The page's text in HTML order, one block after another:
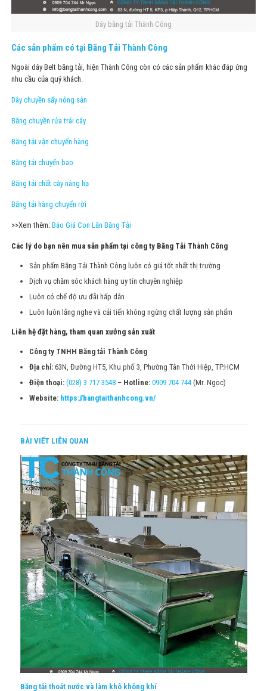
Dây băng tải Thành Công
Các sản phẩm có tại Băng Tải Thành Công
Ngoài dây Belt băng tải, hiện Thành Công còn có các sản phẩm khác đáp ứng
nhu cầu của quý khách.
Dây chuyền sấy nông sản
Băng chuyền rửa trái cây
Băng tải vận chuyển hàng
Băng tải chuyển bao
Băng tải chất cây nâng hạ
Băng tải hàng chuyển rời
>>Xem thêm:Báo Giá Con Lăn Băng Tải
Các lý do bạn nên mua sản phẩm tại công ty Băng Tải Thành Công
Sản phẩm Băng Tải Thành Công luôn có giá tốt nhất thị trường
Dịch vụ chăm sóc khách hàng uy tín chuyên nghiệp
Luôn có chế độ ưu đãi hấp dẫn
Luôn luôn lắng nghe và cải tiến không ngừng chất lượng sản phẩm
Liên hệ đặt hàng, tham quan xưởng sản xuất
Công ty TNHH Băng tải Thành Công
Địa chỉ: 63N, Đường HT5, Khu phố 3, Phường Tân Thới Hiệp, TP.HCM
Điện thoại: (028) 3 717 3548 – Hotline: 0909 704 744 (Mr. Ngọc)
Website: https://bangtaithanhcong.vn/
BÀI VIẾT LIÊN QUAN
Băng tải thoát nước và làm khô không khí